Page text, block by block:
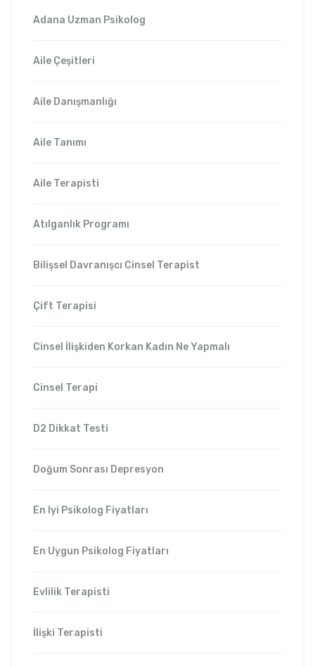
Adana Uzman Psikolog
Aile Çeşitleri
Aile Danışmanlığı
Aile Tanımı
Aile Terapisti
Atılganlık Programı
Bilişsel Davranışcı Cinsel Terapist
Çift Terapisi
Cinsel İlişkiden Korkan Kadın Ne Yapmalı
Cinsel Terapi
D2 Dikkat Testi
Doğum Sonrası Depresyon
En Iyi Psikolog Fiyatları
En Uygun Psikolog Fiyatları
Evlilik Terapisti
İlişki Terapisti